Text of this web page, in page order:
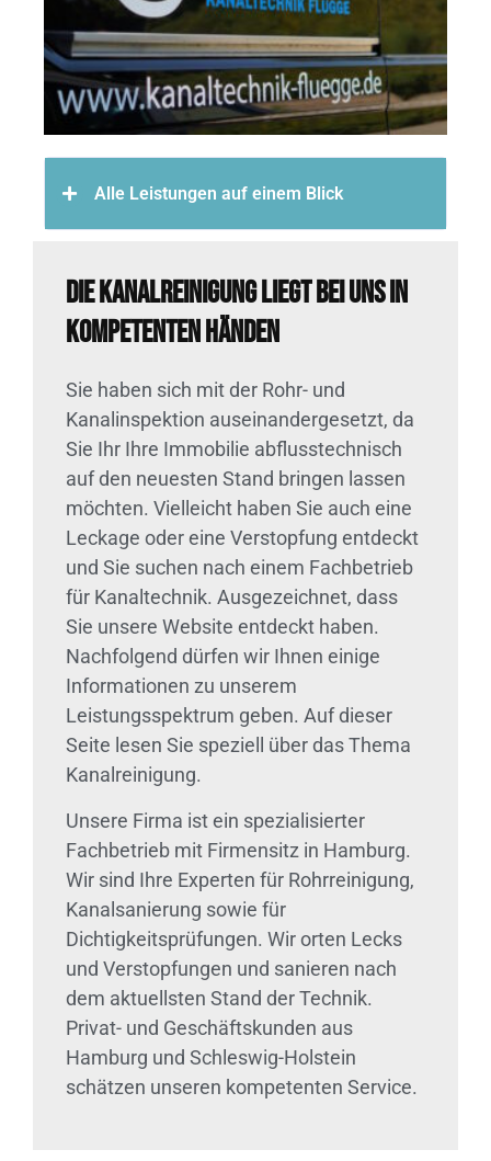
Alle Leistungen auf einem Blick
Die Kanalreinigung liegt bei uns in
kompetenten Händen
Sie haben sich mit der Rohr- und
Kanalinspektion auseinandergesetzt, da
Sie Ihr Ihre Immobilie abflusstechnisch
auf den neuesten Stand bringen lassen
möchten. Vielleicht haben Sie auch eine
Leckage oder eine Verstopfung entdeckt
und Sie suchen nach einem Fachbetrieb
für Kanaltechnik. Ausgezeichnet, dass
Sie unsere Website entdeckt haben.
Nachfolgend dürfen wir Ihnen einige
Informationen zu unserem
Leistungsspektrum geben. Auf dieser
Seite lesen Sie speziell über das Thema
Kanalreinigung.
Unsere Firma ist ein spezialisierter
Fachbetrieb mit Firmensitz in Hamburg.
Wir sind Ihre Experten für Rohrreinigung,
Kanalsanierung sowie für
Dichtigkeitsprüfungen. Wir orten Lecks
und Verstopfungen und sanieren nach
dem aktuellsten Stand der Technik.
Privat- und Geschäftskunden aus
Hamburg und Schleswig-Holstein
schätzen unseren kompetenten Service.